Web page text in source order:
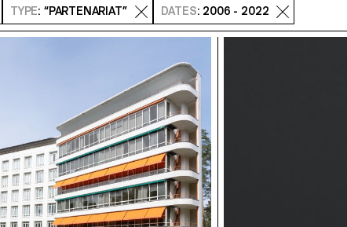
TYPE: “PARTENARIAT” DATES: 2006 - 2022